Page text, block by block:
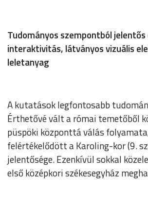
Tudományos szempontból
interaktivitás, látványos vizuális
leletanyag
A kutatások legfontosabb
Érthetővé vált a római temetőből
püspöki központtá válás
felértékelődött a Karoling-kor (9.
jelentősége. Ezenkívül sokkal
első középkori székesegyház